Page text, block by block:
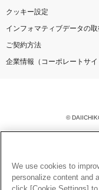
クッキー設定
インフォマティブデータの
ご契約方法
企業情報（コーポレートサイ
©
このサイトに掲載されている
を問わず、著作権法の定める
とを禁じます。
楽曲及びコンテンツは、機種
We use cookies to
personalize content and